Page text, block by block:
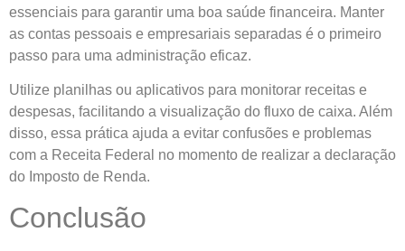
essenciais para garantir uma boa saúde financeira. Manter
as contas pessoais e empresariais separadas é o primeiro
passo para uma administração eficaz.
Utilize planilhas ou aplicativos para monitorar receitas e
despesas, facilitando a visualização do fluxo de caixa. Além
disso, essa prática ajuda a evitar confusões e problemas
com a Receita Federal no momento de realizar a declaração
do Imposto de Renda.
Conclusão